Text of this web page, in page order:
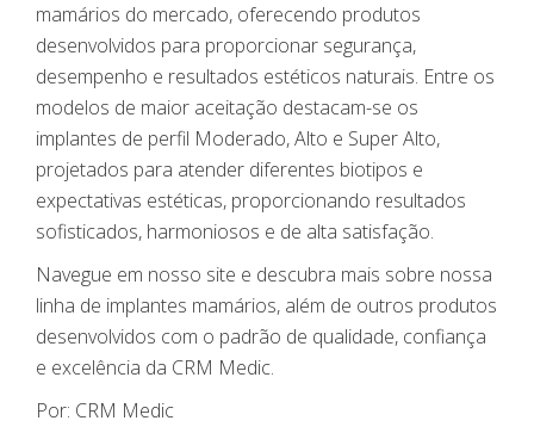
mamários do mercado, oferecendo produtos
desenvolvidos para proporcionar segurança,
desempenho e resultados estéticos naturais. Entre os
modelos de maior aceitação destacam-se os
implantes de perfil Moderado, Alto e Super Alto,
projetados para atender diferentes biotipos e
expectativas estéticas, proporcionando resultados
sofisticados, harmoniosos e de alta satisfação.
Navegue em nosso site e descubra mais sobre nossa
linha de implantes mamários, além de outros produtos
desenvolvidos com o padrão de qualidade, confiança
e excelência da CRM Medic.
Por: CRM Medic